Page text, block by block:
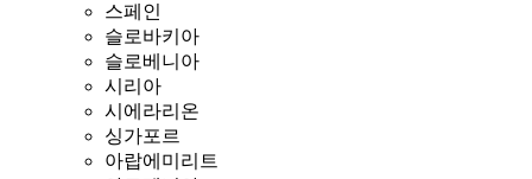
스페인
슬로바키아
슬로베니아
시리아
시에라리온
싱가포르
아랍에미리트